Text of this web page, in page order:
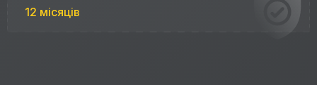
12 місяців